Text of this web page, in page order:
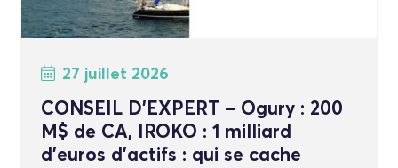
27 juillet 2026
CONSEIL D’EXPERT – Ogury : 200
M$ de CA, IROKO : 1 milliard
d’euros d’actifs : qui se cache